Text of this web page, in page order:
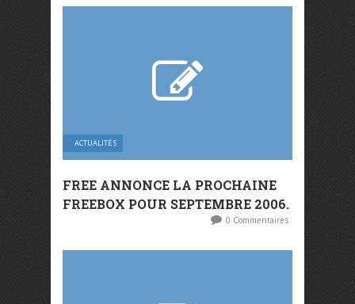
ACTUALITÉS
FREE ANNONCE LA PROCHAINE
FREEBOX POUR SEPTEMBRE 2006.
0 Commentaires